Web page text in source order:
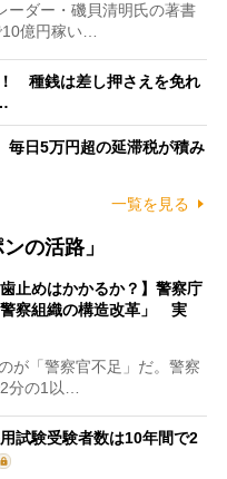
ダー・磯貝清明氏の著書
10億円稼い…
！ 種銭は差し押さえを免れ
日5万円超の延滞税が積み
一覧を見る
の活路」
止めはかかるか？】警察庁
察組織の構造改革」 実
が「警察官不足」だ。警察
分の1以…
試験受験者数は10年間で2